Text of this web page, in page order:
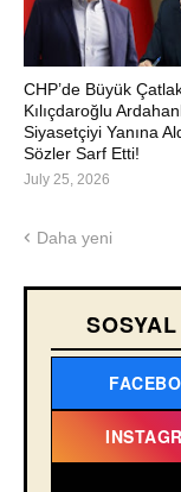
CHP’de Büyük
Kılıçdaroğlu
Siyasetçiyi Yanına
Sözler Sarf Etti!
July 25, 2026
Daha yeni